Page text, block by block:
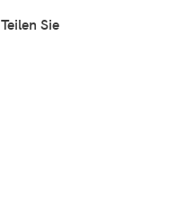
Teilen Sie